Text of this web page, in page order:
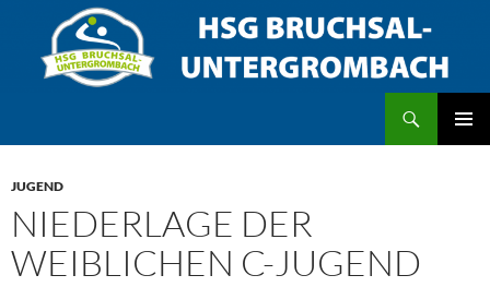
springen
JUGEND
NIEDERLAGE DER
WEIBLICHEN C-JUGEND